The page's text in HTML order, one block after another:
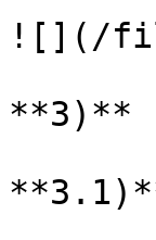
![](/
**3)**